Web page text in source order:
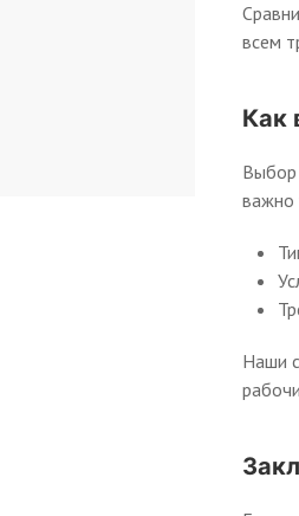
всем
Как
Выбор
важно
Наши